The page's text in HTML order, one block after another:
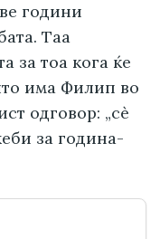
години
Таа
за тоа кога ќе
има Филип во
одговор: „сè
за година-